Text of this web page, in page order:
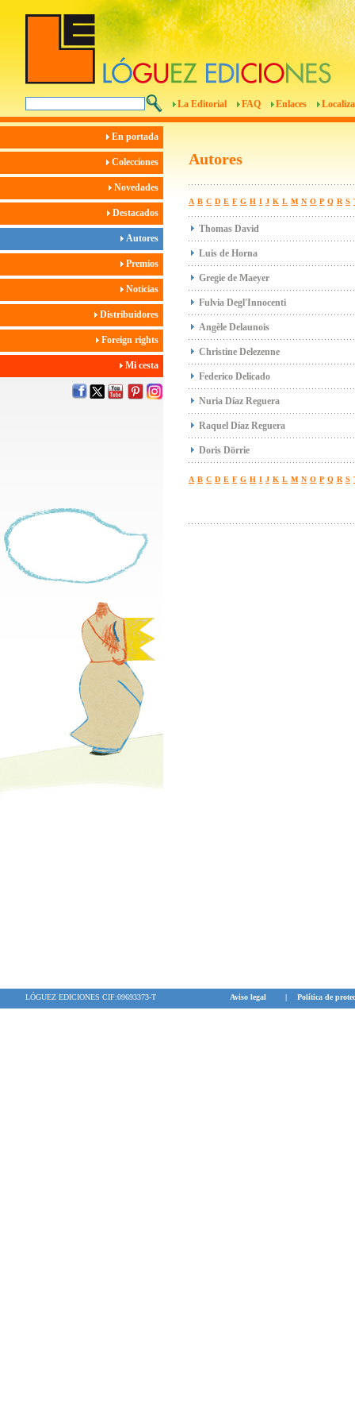
La Editorial FAQ Enlaces
En portada
Colecciones
Novedades
Destacados
Autores
Premios
Noticias
Distribuidores
Foreign rights
Mi cesta
Autores
A B C D E F G H I J K L M N O P Q R S
Thomas David
Luis de Horna
Gregie de Maeyer
Fulvia Degl'Innocenti
Angèle Delaunois
Christine Delezenne
Federico Delicado
Nuria Díaz Reguera
Raquel Díaz Reguera
Doris Dörrie
A B C D E F G H I J K L M N O P Q R S
LÓGUEZ EDICIONES CIF:09693373-T Aviso legal | Política de